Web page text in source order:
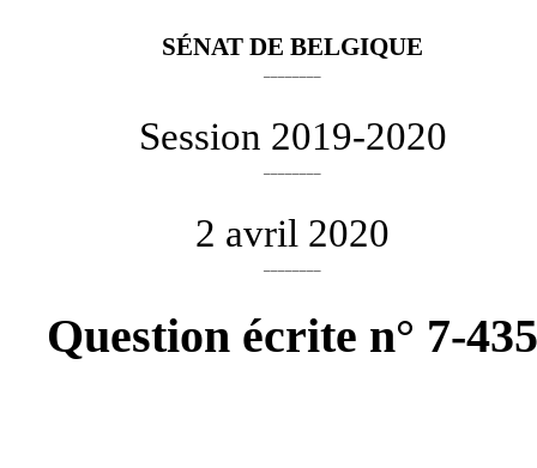
SÉNAT DE BELGIQUE
Session 2019-2020
2 avril 2020
Question écrite n° 7-